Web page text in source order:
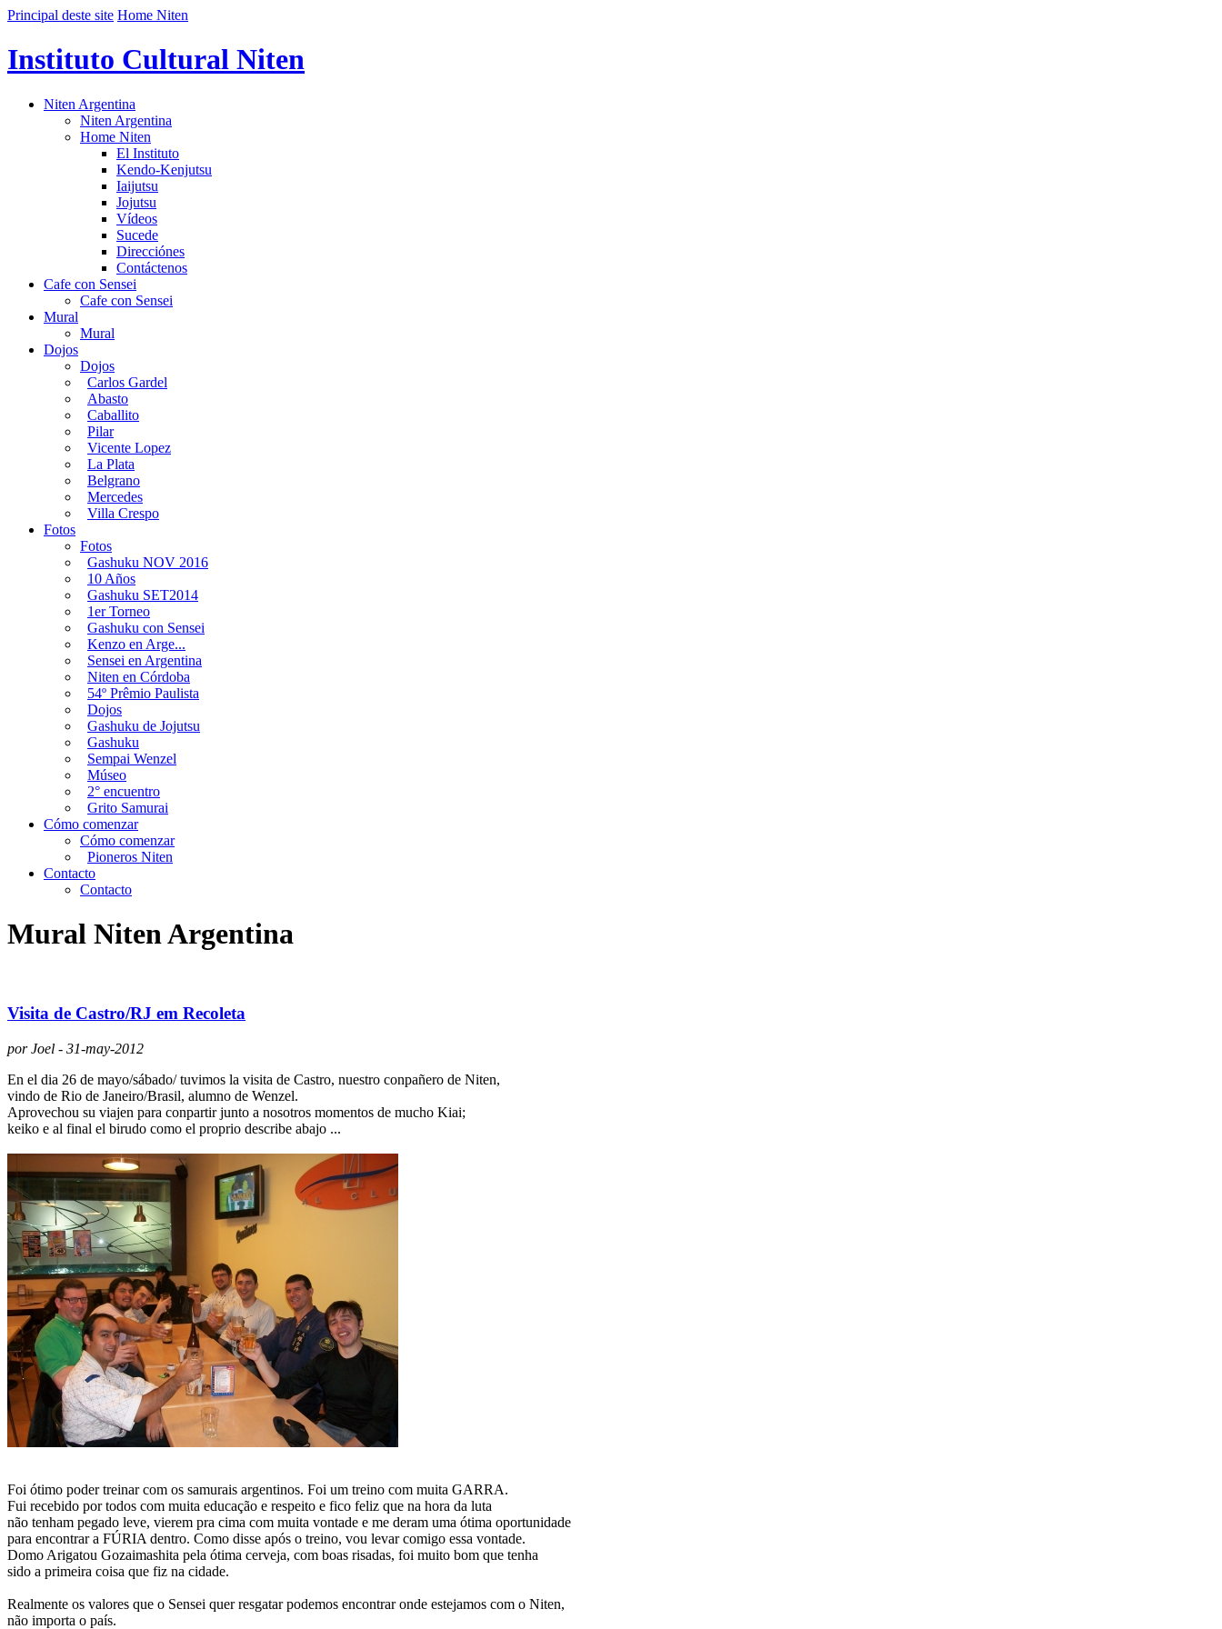
Principal deste site Home Niten
Instituto Cultural Niten
Niten Argentina
Niten Argentina
Home Niten
El Instituto
Kendo-Kenjutsu
Iaijutsu
Jojutsu
Vídeos
Sucede
Direcciónes
Contáctenos
Cafe con Sensei
Cafe con Sensei
Mural
Mural
Dojos
Dojos
Carlos Gardel
Abasto
Caballito
Pilar
Vicente Lopez
La Plata
Belgrano
Mercedes
Villa Crespo
Fotos
Fotos
Gashuku NOV 2016
10 Años
Gashuku SET2014
1er Torneo
Gashuku con Sensei
Kenzo en Arge...
Sensei en Argentina
Niten en Córdoba
54º Prêmio Paulista
Dojos
Gashuku de Jojutsu
Gashuku
Sempai Wenzel
Múseo
2° encuentro
Grito Samurai
Cómo comenzar
Cómo comenzar
Pioneros Niten
Contacto
Contacto
Mural Niten Argentina
Visita de Castro/RJ em Recoleta
por Joel - 31-may-2012
En el dia 26 de mayo/sábado/ tuvimos la visita de Castro, nuestro conpañero de Niten,
vindo de Rio de Janeiro/Brasil, alumno de Wenzel.
Aprovechou su viajen para conpartir junto a nosotros momentos de mucho Kiai;
keiko e al final el birudo como el proprio describe abajo ...
Foi ótimo poder treinar com os samurais argentinos. Foi um treino com muita GARRA.
Fui recebido por todos com muita educação e respeito e fico feliz que na hora da luta
não tenham pegado leve, vierem pra cima com muita vontade e me deram uma ótima oportunidade
para encontrar a FÚRIA dentro. Como disse após o treino, vou levar comigo essa vontade.
Domo Arigatou Gozaimashita pela ótima cerveja, com boas risadas, foi muito bom que tenha
sido a primeira coisa que fiz na cidade.
Realmente os valores que o Sensei quer resgatar podemos encontrar onde estejamos com o Niten,
não importa o país.